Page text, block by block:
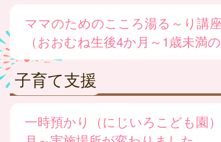
ママのためのこころ湯る～り講
（おおむね生後4か月～1歳未満
子育て支援
一時預かり（にじいろこども園